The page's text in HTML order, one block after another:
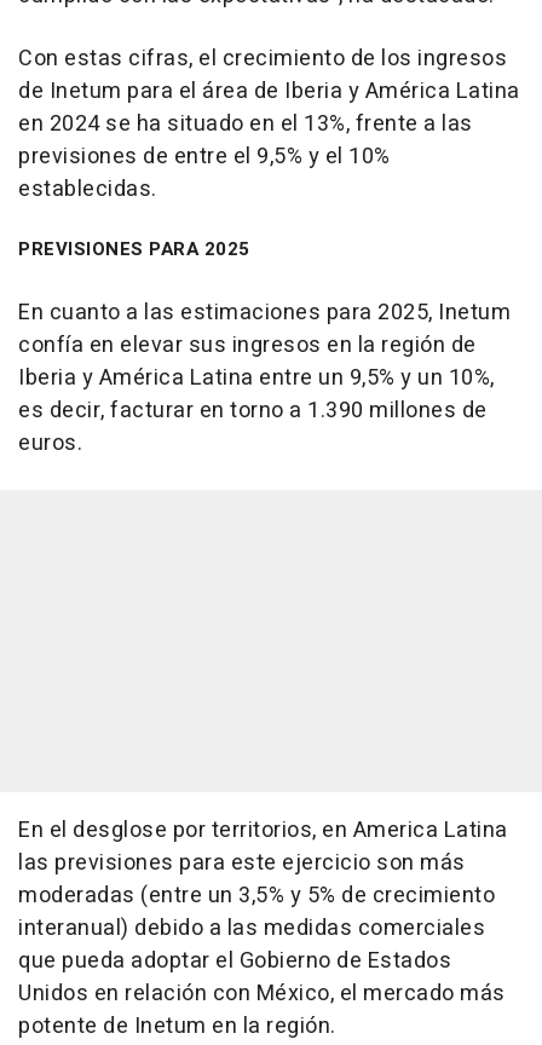
Con estas cifras, el crecimiento de los ingresos
de Inetum para el área de Iberia y América Latina
en 2024 se ha situado en el 13%, frente a las
previsiones de entre el 9,5% y el 10%
establecidas.
PREVISIONES PARA 2025
En cuanto a las estimaciones para 2025, Inetum
confía en elevar sus ingresos en la región de
Iberia y América Latina entre un 9,5% y un 10%,
es decir, facturar en torno a 1.390 millones de
euros.
En el desglose por territorios, en America Latina
las previsiones para este ejercicio son más
moderadas (entre un 3,5% y 5% de crecimiento
interanual) debido a las medidas comerciales
que pueda adoptar el Gobierno de Estados
Unidos en relación con México, el mercado más
potente de Inetum en la región.